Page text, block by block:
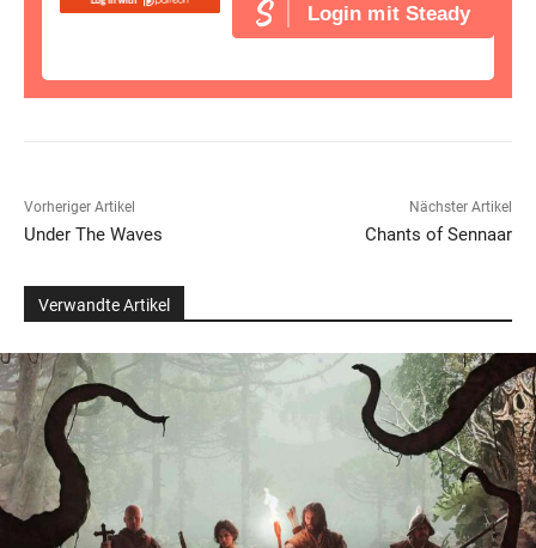
Login mit Steady
Vorheriger Artikel
Under The Waves
Nächster Artikel
Chants of Sennaar
Verwandte Artikel